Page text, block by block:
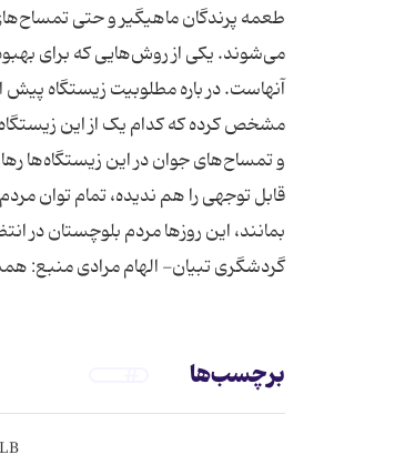
طعمه پرندگان ماهیگیر و حتی
می‌شوند. یکی از روش‌هایی که برای
آنهاست. در باره مطلوبیت زیستگاه
مشخص کرده که کدام یک از این
و تمساح‌های جوان در این زیستگاه‌ها
قابل توجهی را هم ندیده، تمام توان
بمانند، این روزها مردم بلوچستان‌ در
گردشگری تبیان- الهام مرادی منبع:
برچسب‌ها